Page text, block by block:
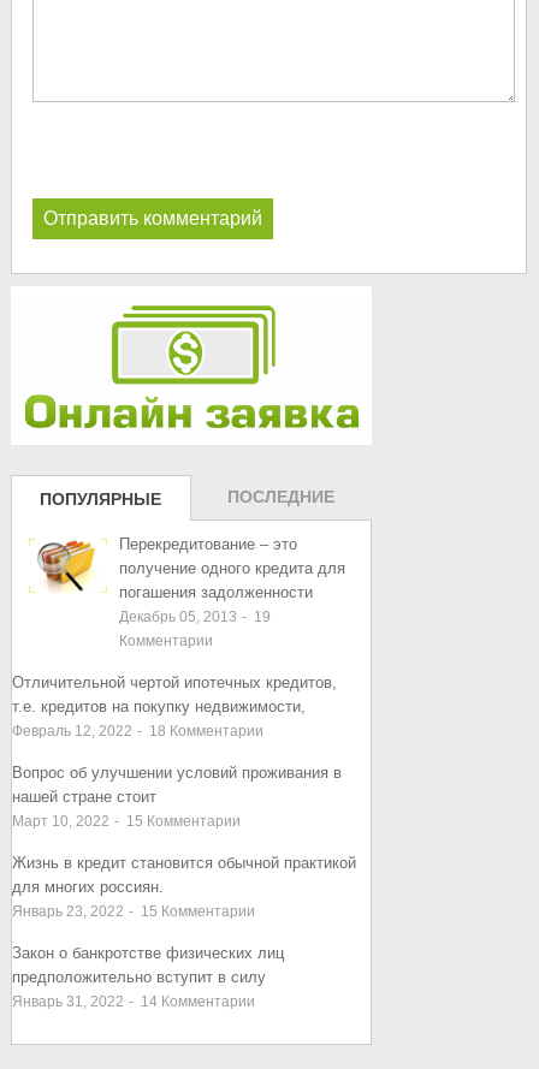
ПОПУЛЯРНЫЕ
ЗАПИСИ
ПОСЛЕДНИЕ
ЗАПИСИ
Перекредитование – это
получение одного кредита для
погашения задолженности
Декабрь 05, 2013 - 19
Комментарии
Отличительной чертой ипотечных кредитов,
т.е. кредитов на покупку недвижимости,
Февраль 12, 2022 - 18 Комментарии
Вопрос об улучшении условий проживания в
нашей стране стоит
Март 10, 2022 - 15 Комментарии
Жизнь в кредит становится обычной практикой
для многих россиян.
Январь 23, 2022 - 15 Комментарии
Закон о банкротстве физических лиц
предположительно вступит в силу
Январь 31, 2022 - 14Комментарии